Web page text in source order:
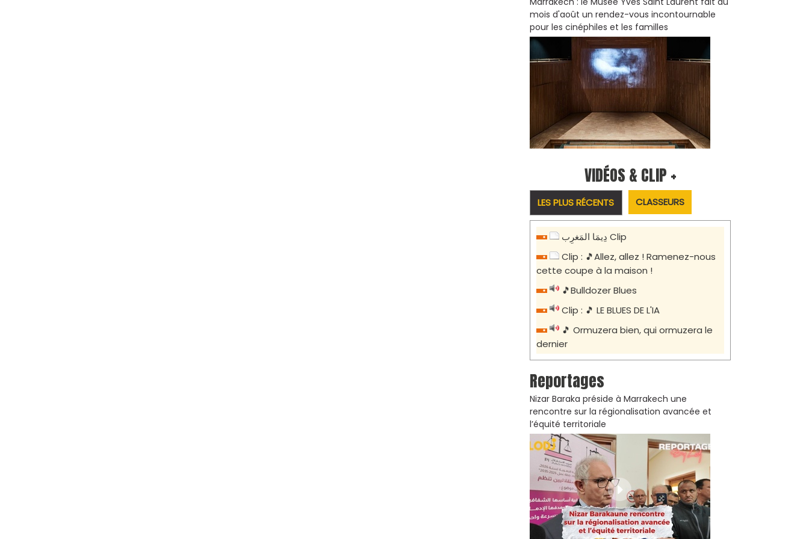
mois d'août un rendez-vous incontournable
pour les cinéphiles et les familles
VIDÉOS & CLIP +
LES PLUS RÉCENTS CLASSEURS
دِيمَا المَغرِب Clip
Clip : 🎵Allez, allez ! Ramenez-nous
cette coupe à la maison !
🎵Bulldozer Blues
Clip : 🎵 LE BLUES DE L'IA
🎵 Ormuzera bien, qui ormuzera le
dernier
Reportages
Nizar Baraka préside à Marrakech une
rencontre sur la régionalisation avancée et
l’équité territoriale